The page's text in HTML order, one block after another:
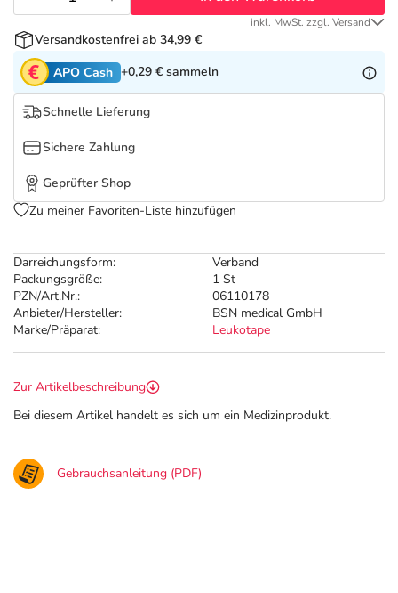
Tierapotheke
Vitamine & Mineralstoffe
Marken
Salus Deals
Darreichungsform:
Verband
Packungsgröße:
1 St
PZN/Art.Nr.:
06110178
Anbieter/Hersteller:
BSN medical GmbH
Marke/Präparat:
Leukotape
inkl. MwSt. zzgl. Versand
Versandkostenfrei ab 34,99 €
APO Cash +0,29 € sammeln
Schnelle Lieferung
Sichere Zahlung
Geprüfter Shop
Zu meiner Favoriten-Liste hinzufügen
Zur Artikelbeschreibung
Bei diesem Artikel handelt es sich um ein Medizinprodukt.
Gebrauchsanleitung (PDF)